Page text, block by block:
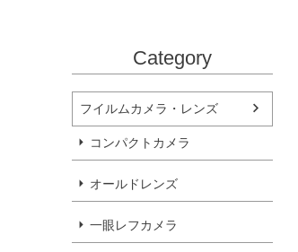
Category
フイルムカメラ・レンズ
コンパクトカメラ
オールドレンズ
一眼レフカメラ